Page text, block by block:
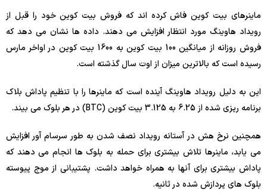
ماینرهای بیت کوین فاش کرده اند که فروش بیت کوین خود را قبل از
رویداد هاوینگ مورد انتظار افزایش می دهند. داده ها نشان می دهد که
فروش روزانه از میانگین 100 بیت کوین به 1600 بیت کوین در اواخر مارس
رسیده است که بالاترین میزان از اوت سال گذشته است.
این به دلیل رویداد هاوینگ آینده است که ماینرها را با تنظیم پاداش بلاک
برنامه ریزی شده از 6.25 به 3.125 بیت کوین (BTC) در هر بلوک می بیند.
همچنین نرخ هش در آستانه رویداد نصف شدن به طور سرسام آور افزایش
می یابد، ماینرها تلاش بیشتری برای حمله به بلوک ها انجام می دهند که
پاداش بیشتری برای آنها به همراه خواهد داشت. پشتیبانی از موج پیوسته
بلوک های پردازش شده در ثانیه.